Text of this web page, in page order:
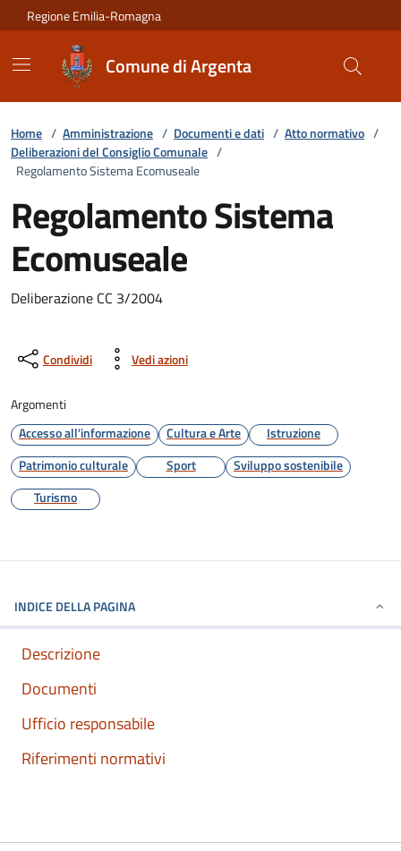
Vai ai contenuti
Vai al footer
Regione Emilia-Romagna
Comune di Argenta
Home / Amministrazione / Documenti e dati / Atto normativo /
Deliberazioni del Consiglio Comunale /
Regolamento Sistema Ecomuseale
Regolamento Sistema
Ecomuseale
Deliberazione CC 3/2004
Condividi Vedi azioni
Argomenti
Accesso all'informazione
Cultura e Arte
Istruzione
Patrimonio culturale
Sport
Sviluppo sostenibile
Turismo
INDICE DELLA PAGINA
Descrizione
Documenti
Ufficio responsabile
Riferimenti normativi